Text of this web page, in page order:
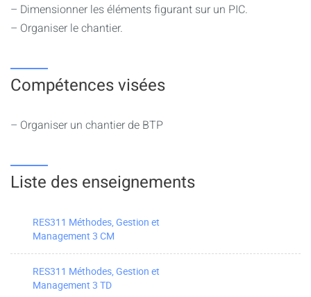
– Dimensionner les éléments figurant sur un PIC.
– Organiser le chantier.
Compétences visées
– Organiser un chantier de BTP
Liste des enseignements
RES311 Méthodes, Gestion et
Management 3 CM
RES311 Méthodes, Gestion et
Management 3 TD